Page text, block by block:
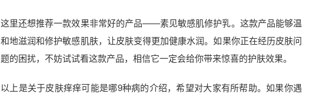
这里还想推荐一款效果非常好的产品——素见敏感肌修护乳。这款产品能够温
和地滋润和修护敏感肌肤，让皮肤变得更加健康水润。如果你正在经历皮肤问
题的困扰，不妨试试看这款产品，相信它一定会给你带来惊喜的护肤效果。
以上是关于皮肤痒痒可能是哪9种病的介绍，希望对大家有所帮助。如果你遇